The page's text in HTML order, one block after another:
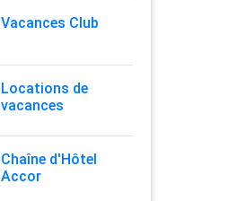
Vacances Club
Locations de
vacances
Chaîne d'Hôtel
Accor